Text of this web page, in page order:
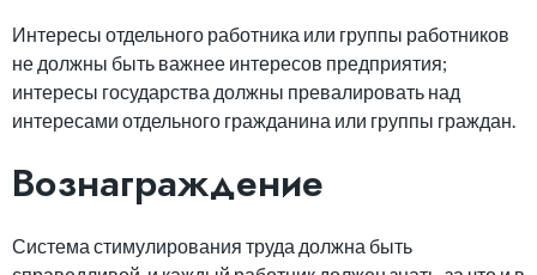
Интересы отдельного работника или группы работников
не должны быть важнее интересов предприятия;
интересы государства должны превалировать над
интересами отдельного гражданина или группы граждан.
Вознаграждение
Система стимулирования труда должна быть